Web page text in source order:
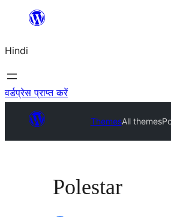
सामग्री
जाएं
Hindi
वर्डप्रेस प्राप्त करें
ThemesAll themes
Polestar